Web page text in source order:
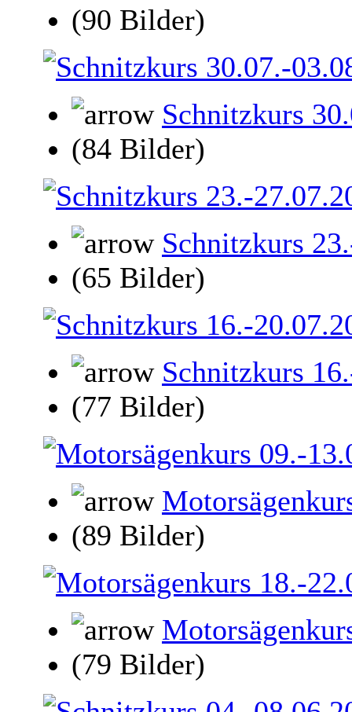
(90 Bilder)
Schnitzkurs
(84 Bilder)
Schnitzkurs
(65 Bilder)
Schnitzkurs
(77 Bilder)
(89 Bilder)
(79 Bilder)